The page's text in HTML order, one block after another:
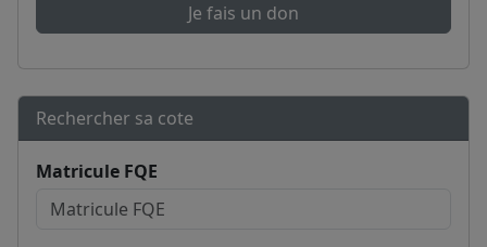
Je fais un don
Rechercher sa cote
Matricule FQE